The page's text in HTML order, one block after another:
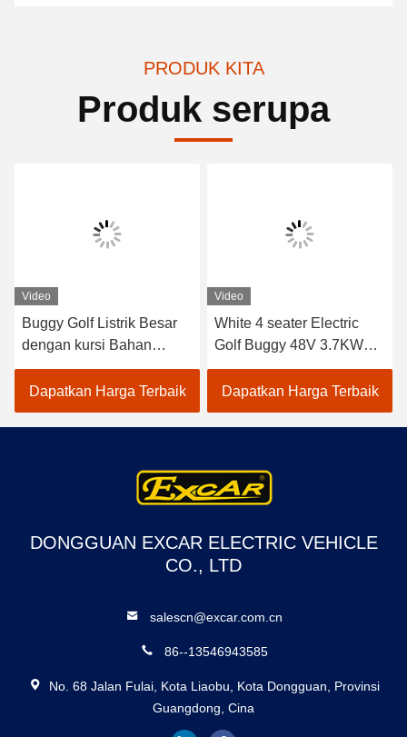
PRODUK KITA
Produk serupa
Video
Buggy Golf Listrik Besar
dengan kursi Bahan
Aluminium Chassis
Dapatkan Harga Terbaik
Video
White 4 seater Electric
Golf Buggy 48V 3.7KW
Dengan Garansi 1 Tahun
Dapatkan Harga Terbaik
DONGGUAN EXCAR ELECTRIC VEHICLE
CO., LTD
salescn@excar.com.cn
86--13546943585
No. 68 Jalan Fulai, Kota Liaobu, Kota Dongguan, Provinsi
Guangdong, Cina